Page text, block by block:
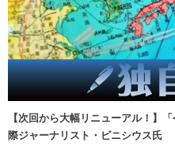
【次回から大幅リニューアル！】
際ジャーナリスト・ビニシウス氏